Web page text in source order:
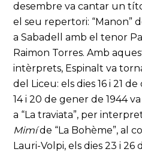
desembre va cantar un
el seu repertori: “Manon”
a Sabadell amb el tenor
Raimon Torres. Amb
intèrprets, Espinalt va
del Liceu: els dies 16 i 21 de
14 i 20 de gener de 1944
a “La traviata”, per
Mimíde “La Bohème”, al
Lauri-Volpi, els dies 23 i 26